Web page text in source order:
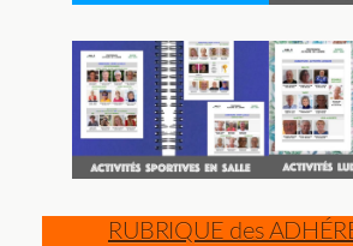
RUBRIQUE des